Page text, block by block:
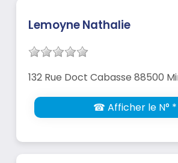
Lemoyne Nathalie
132 Rue Doct Cabasse 88500
☎ Afficher le N° *